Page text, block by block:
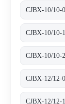
CJBX-10/10-
CJBX-10/10-1
CJBX-10/10-2
CJBX-12/12-
CJBX-12/12-